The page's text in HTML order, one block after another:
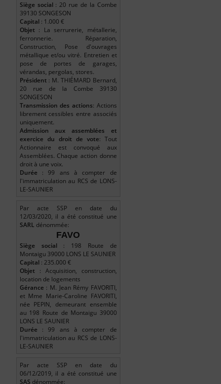
Siège social: 20 rue de la Combe
39130 SONGESON
Capital: 1.000 €
Objet : La serrurerie, métallerie,
ferronnerie. Réparation,
Construction, Pose d'ouvrages
métallique et/ou vitré. Entretien et
pose de portes de garages,
vérandas, pergolas, stores.
Président : M. THIÉMARD Bernard,
20 rue de la Combe 39130
SONGESON
Transmission des actions: Actions
librement cessibles entre associés
uniquement.
Admission aux assemblées et
exercice du droit de vote: Tout
Actionnaire est convoqué aux
Assemblées. Chaque action donne
droit à une voix.
Durée : 99 ans à compter de
l'immatriculation au RCS de LONS-
LE-SAUNIER
Par acte SSP en date du
12/03/2020, il a été constitué une
SARL dénommée:
FAVO
Siège social : 198 Route de
Montaigu 39000 LONS LE SAUNIER
Capital : 235.000 €
Objet : Acquisition, construction,
location de logements
Gérance : M. Jean Rémy FAVORITI,
et Mme Marie-Caroline FAVORITI,
née PEPIN, demeurant ensemble
au 198 Route de Montaigu 39000
LONS LE SAUNIER
Durée : 99 ans à compter de
l'immatriculation au RCS de LONS-
LE-SAUNIER
Par acte SSP en date du
06/12/2019, il a été constitué une
SAS dénommée: